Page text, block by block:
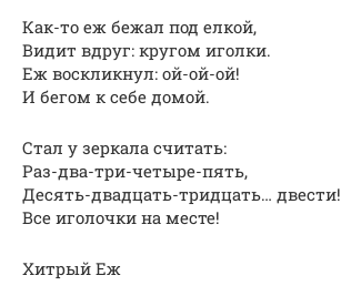
Как-то еж бежал под елкой,
Видит вдруг: кругом иголки.
Еж воскликнул: ой-ой-ой!
И бегом к себе домой.
Стал у зеркала считать:
Раз-два-три-четыре-пять,
Десять-двадцать-тридцать… двести!
Все иголочки на месте!
Хитрый Еж